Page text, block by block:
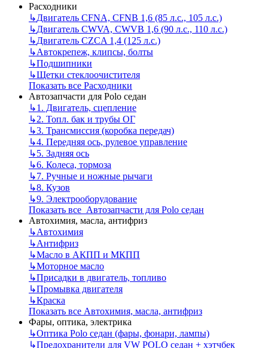
Расходники
↳Двигатель CFNA, CFNB 1,6 (85 л.с., 105 л.с.)
↳Двигатель CWVA, CWVB 1,6 (90 л.с., 110 л.с.)
↳Двигатель CZCA 1,4 (125 л.с.)
↳Автокрепеж, клипсы, болты
↳Подшипники
↳Щетки стеклоочистителя
Показать все Расходники
Автозапчасти для Polo седан
↳1. Двигатель, сцепление
↳2. Топл. бак и трубы ОГ
↳3. Трансмиссия (коробка передач)
↳4. Передняя ось, рулевое управление
↳5. Задняя ось
↳6. Колеса, тормоза
↳7. Ручные и ножные рычаги
↳8. Кузов
↳9. Электрооборудование
Показать все Автозапчасти для Polo седан
Автохимия, масла, антифриз
↳Автохимия
↳Антифриз
↳Масло в АКПП и МКПП
↳Моторное масло
↳Присадки в двигатель, топливо
↳Промывка двигателя
↳Краска
Показать все Автохимия, масла, антифриз
Фары, оптика, электрика
↳Оптика Polo седан (фары, фонари, лампы)
↳Предохранители для VW POLO седан + хэтчбек